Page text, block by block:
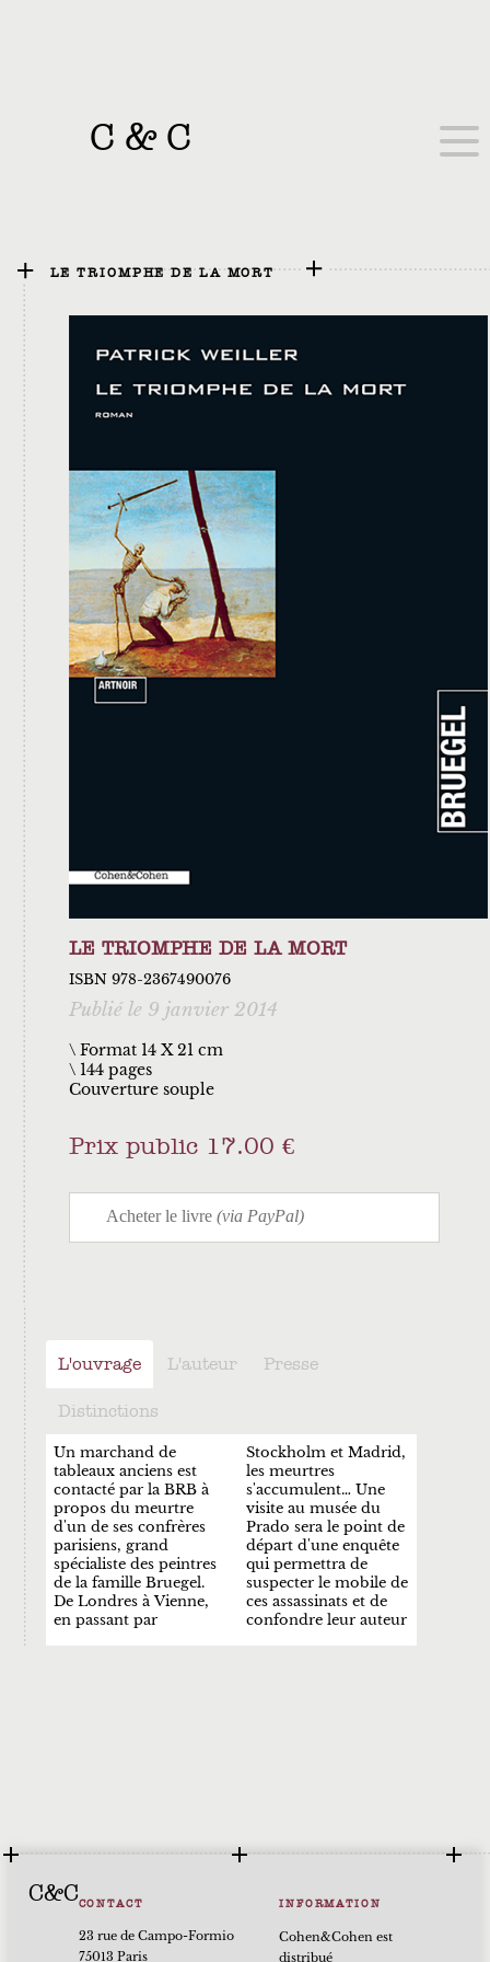
C &C
LE TRIOMPHE DE LA MORT
LE TRIOMPHE DE LA MORT
ISBN 978-2367490076
Publié le 9 janvier 2014
\ Format 14 X 21 cm
144 pages
Couverture souple
Prix public 17.00 €
L'ouvrage L'auteur Presse
Distinctions
Un marchand de
tableaux anciens est
contacté par la BRB à
propos du meurtre
d'un de ses confrères
parisiens, grand
spécialiste des peintres
de la famille Bruegel.
De Londres à Vienne,
en passant par
Stockholm et Madrid,
les meurtres
s'accumulent… Une
visite au musée du
Prado sera le point de
départ d'une enquête
qui permettra de
suspecter le mobile de
ces assassinats et de
confondre leur auteur
C&CCONTACT
23 rue de Campo-Formio
75013 Paris
INFORMATION
Cohen&Cohen est
distribué